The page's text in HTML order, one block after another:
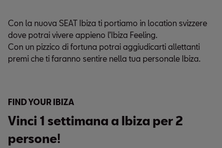
Con la nuova SEAT Ibiza ti portiamo in location svizzere
dove potrai vivere appieno l’Ibiza Feeling.
Con un pizzico di fortuna potrai aggiudicarti allettanti
premi che ti faranno sentire nella tua personale Ibiza.
FIND YOUR IBIZA
Vinci 1 settimana a Ibiza per 2
persone!